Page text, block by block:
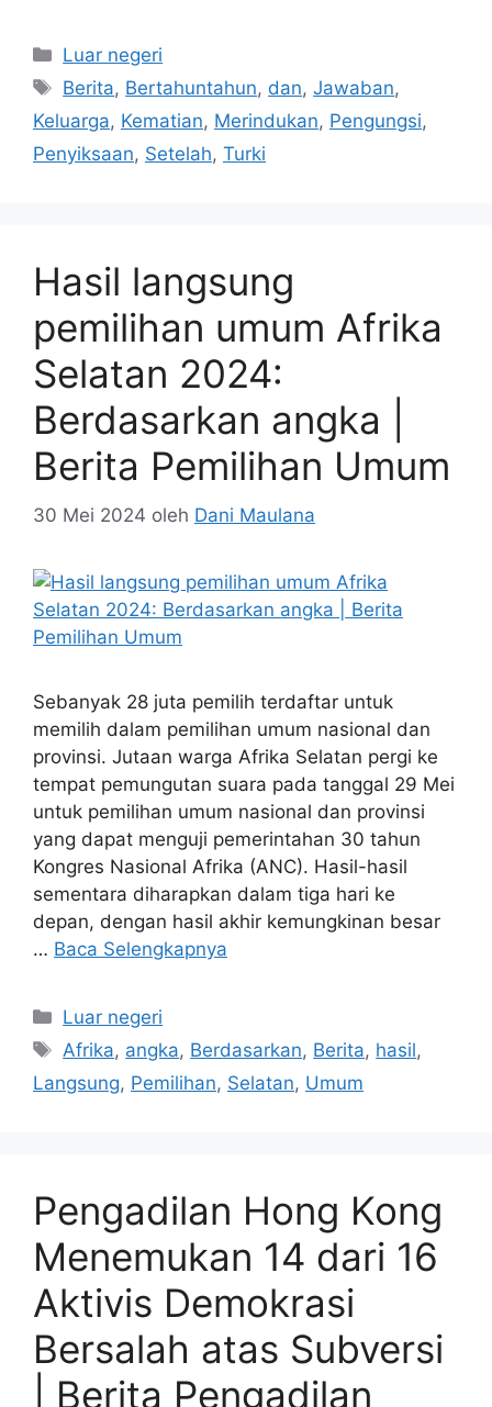
Kategori
Luar negeri
Tag
Berita, Bertahuntahun, dan,Jawaban,
Keluarga, Kematian, Merindukan, Pengungsi,
Penyiksaan, Setelah, Turki
Hasil langsung
pemilihan umum Afrika
Selatan 2024:
Berdasarkan angka |
Berita Pemilihan Umum
30 Mei 2024 oleh Dani Maulana
Sebanyak 28 juta pemilih terdaftar untuk
memilih dalam pemilihan umum nasional dan
provinsi. Jutaan warga Afrika Selatan pergi ke
tempat pemungutan suara pada tanggal 29 Mei
untuk pemilihan umum nasional dan provinsi
yang dapat menguji pemerintahan 30 tahun
Kongres Nasional Afrika (ANC). Hasil-hasil
sementara diharapkan dalam tiga hari ke
depan, dengan hasil akhir kemungkinan besar
… Baca Selengkapnya
Kategori
Luar negeri
Tag
Afrika, angka, Berdasarkan, Berita, hasil,
Langsung, Pemilihan, Selatan, Umum
Pengadilan Hong Kong
Menemukan 14 dari 16
Aktivis Demokrasi
Bersalah atas Subversi
| Berita Pengadilan